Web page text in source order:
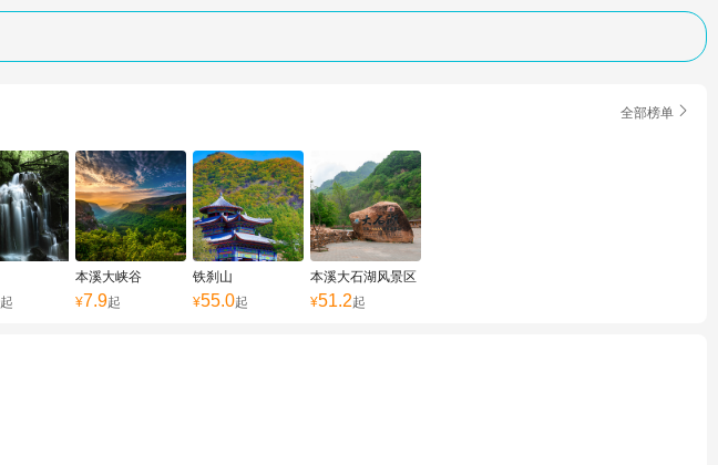
全部榜单 
起
本溪大峡谷
¥7.9起
铁刹山
¥55.0起
本溪大石湖风景区
¥51.2起